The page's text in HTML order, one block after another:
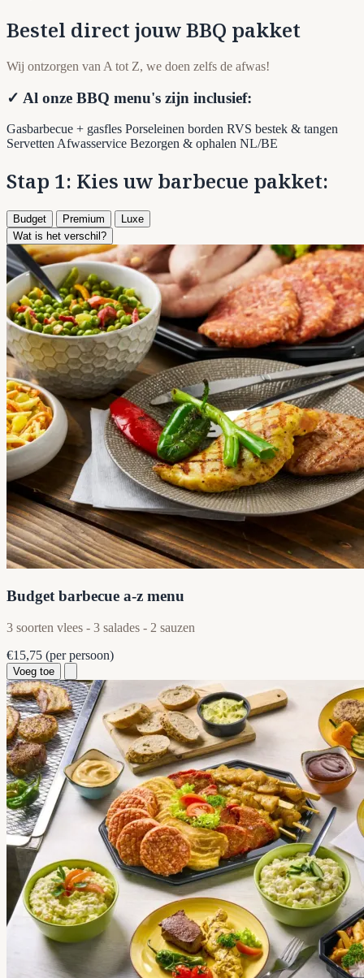
Bestel direct jouw BBQ pakket
Wij ontzorgen van A tot Z, we doen zelfs de afwas!
✓ Al onze BBQ menu's zijn inclusief:
Gasbarbecue + gasfles Porseleinen borden RVS bestek & tangen
Servetten Afwasservice Bezorgen & ophalen NL/BE
Stap 1: Kies uw barbecue pakket:
Budget Premium
Luxe
Wat is het verschil?
Budget barbecue a-z menu
3 soorten vlees - 3 salades - 2 sauzen
€15,75 (per persoon)
Voeg toe